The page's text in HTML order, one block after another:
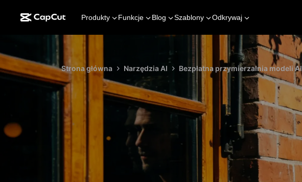
Produkty Funkcje Blog Szablony Odkrywaj
Strona główna Narzędzia AI Bezpłatna przymierzalnia modeli AI